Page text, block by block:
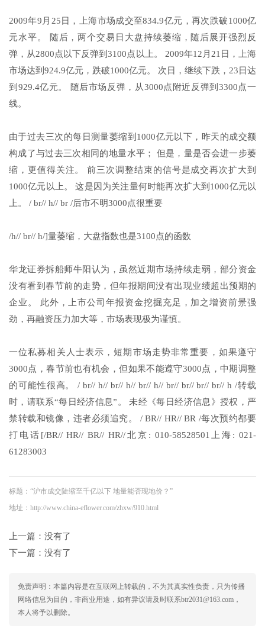
2009年9月25日，上海市场成交至834.9亿元，再次跌破1000亿
元水平。 随后，两个交易日大盘持续萎缩，随后展开强烈反
弹，从2800点以下反弹到3100点以上。 2009年12月21日，上海
市场达到924.9亿元，跌破1000亿元。 次日，继续下跌，23日达
到929.4亿元。 随后市场反弹，从3000点附近反弹到3300点一
线。
由于过去三次的每日测量萎缩到1000亿元以下，昨天的成交额
构成了与过去三次相同的地量水平； 但是，量是否会进一步萎
缩，更值得关注。 前三次调整结束的信号是成交再次扩大到
1000亿元以上。 这是因为关注量何时能再次扩大到1000亿元以
上。 / br// h// br /后市不明3000点很重要
/h// br// h/]量萎缩，大盘指数也是3100点的函数
华龙证券拆船师牛阳认为，虽然近期市场持续走弱，部分资金
没有看到春节前的走势，但年报期间没有出现业绩超出预期的
企业。 此外，上市公司年报资金挖掘充足，加之增资前景强
劲，再融资压力加大等，市场表现极为谨慎。
一位私募相关人士表示，短期市场走势非常重要，如果遵守
3000点，春节前也有机会，但如果不能遵守3000点，中期调整
的可能性很高。 / br// h// br// h// br// h// br// br// br// br// h /转载
时，请联系“每日经济信息”。 未经《每日经济信息》授权，严
禁转载和镜像，违者必须追究。 / BR// HR// BR /每次预约都要
打电话[/BR// HR// BR// HR//北京: 010-58528501上海: 021-
61283003
标题：“沪市成交陡缩至千亿以下 地量能否现地价？”
地址：http://www.china-eflower.com/zhxw/910.html
上一篇：没有了
下一篇：没有了
免责声明：本篇内容是在互联网上转载的，不为其真实性负责，只为传播
网络信息为目的，非商业用途，如有异议请及时联系btr2031@163.com，
本人将予以删除。